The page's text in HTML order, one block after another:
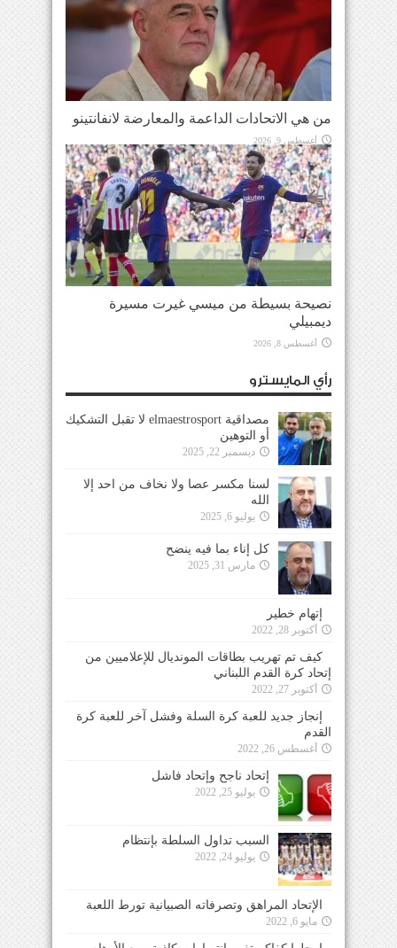
من هي الاتحادات الداعمة والمعارضة لانفانتينو
أغسطس 9, 2026
نصيحة بسيطة من ميسي غيرت مسيرة
ديمبيلي
أغسطس 8, 2026
رأي المايسترو
مصداقية elmaestrosport لا تقبل التشكيك
أو التوهين
ديسمبر 22, 2025
لسنا مكسر عصا ولا نخاف من احد إلا
الله
يوليو 6, 2025
كل إناء بما فيه ينضح
مارس 31, 2025
إتهام خطير
أكتوبر 28, 2022
كيف تم تهريب بطاقات المونديال للإعلاميين من
إتحاد كرة القدم اللبناني
أكتوبر 27, 2022
إنجاز جديد للعبة كرة السلة وفشل آخر للعبة كرة
القدم
أغسطس 26, 2022
إتحاد ناجح وإتحاد فاشل
يوليو 25, 2022
السبب تداول السلطة بإنتظام
يوليو 24, 2022
الإتحاد المراهق وتصرفاته الصبيانية تورط اللعبة
مايو 6, 2022